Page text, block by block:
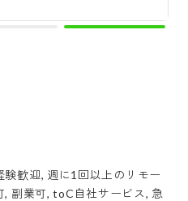
歓迎, 週に1回以上のリモー
, 副業可, toC自社サービス, 急